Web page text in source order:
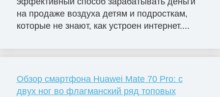
на продаже воздуха детям и подросткам,
которые не знают, как устроен интернет....
Обзор смартфона Huawei Mate 70 Pro: с
двух ног во флагманский ряд топовых